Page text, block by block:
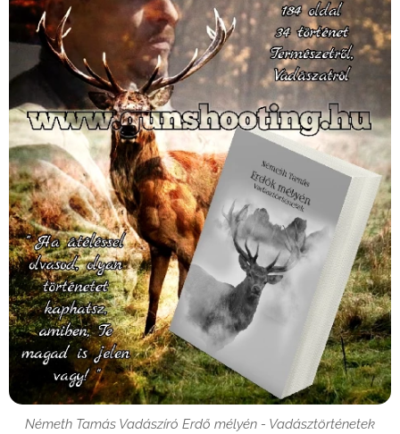
Németh Tamás Vadászíró Erdő mélyén - Vadásztörténetek
Németh Tamás Vadászíró Erdő mélyén - Vadásztörténetek